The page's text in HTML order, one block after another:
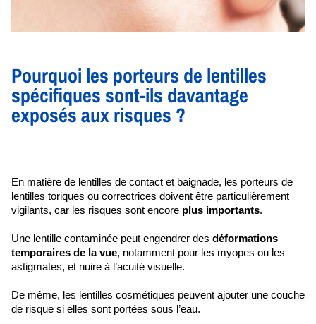
Pourquoi les porteurs de lentilles
spécifiques sont-ils davantage
exposés aux risques ?
En matière de lentilles de contact et baignade, les porteurs de
lentilles toriques ou correctrices doivent être particulièrement
vigilants, car les risques sont encore plus importants.
Une lentille contaminée peut engendrer des déformations
temporaires de la vue, notamment pour les myopes ou les
astigmates, et nuire à l’acuité visuelle.
De même, les lentilles cosmétiques peuvent ajouter une couche
de risque si elles sont portées sous l’eau.